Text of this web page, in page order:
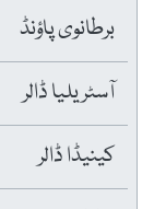
برطانوی پاؤنڈ
آسٹریلیا ڈالر
کینیڈا ڈالر